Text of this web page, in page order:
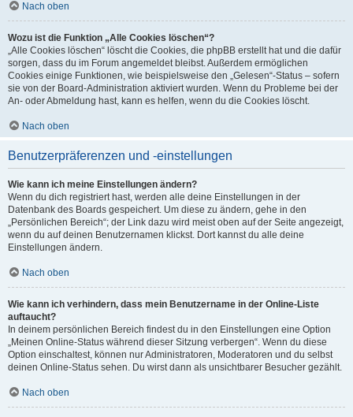
Nach oben
Wozu ist die Funktion „Alle Cookies löschen“?
„Alle Cookies löschen“ löscht die Cookies, die phpBB erstellt hat und die dafür
sorgen, dass du im Forum angemeldet bleibst. Außerdem ermöglichen
Cookies einige Funktionen, wie beispielsweise den „Gelesen“-Status – sofern
sie von der Board-Administration aktiviert wurden. Wenn du Probleme bei der
An- oder Abmeldung hast, kann es helfen, wenn du die Cookies löscht.
Nach oben
Benutzerpräferenzen und -einstellungen
Wie kann ich meine Einstellungen ändern?
Wenn du dich registriert hast, werden alle deine Einstellungen in der
Datenbank des Boards gespeichert. Um diese zu ändern, gehe in den
„Persönlichen Bereich“; der Link dazu wird meist oben auf der Seite angezeigt,
wenn du auf deinen Benutzernamen klickst. Dort kannst du alle deine
Einstellungen ändern.
Nach oben
Wie kann ich verhindern, dass mein Benutzername in der Online-Liste
auftaucht?
In deinem persönlichen Bereich findest du in den Einstellungen eine Option
„Meinen Online-Status während dieser Sitzung verbergen“. Wenn du diese
Option einschaltest, können nur Administratoren, Moderatoren und du selbst
deinen Online-Status sehen. Du wirst dann als unsichtbarer Besucher gezählt.
Nach oben